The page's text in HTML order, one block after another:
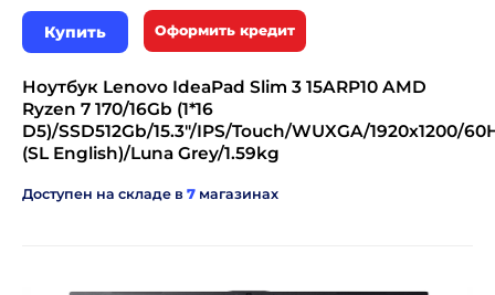
Купить Оформить кредит
Ноутбук Lenovo IdeaPad Slim 3 15ARP10 AMD
Ryzen 7 170/16Gb (1*16
D5)/SSD512Gb/15.3"/IPS/Touch/WUXGA/1920x1200/
(SL English)/Luna Grey/1.59kg
Доступен на складе в 7 магазинах